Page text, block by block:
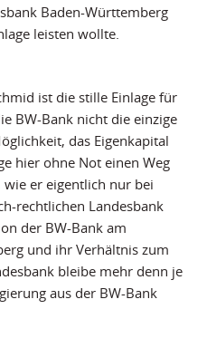
Baden-Württemberg
leisten wollte.
ist die stille Einlage für
BW-Bank nicht die einzige
das Eigenkapital
hier ohne Not einen Weg
wie er eigentlich nur bei
rechtlichen Landesbank
der BW-Bank am
und ihr Verhältnis zum
bleibe mehr denn je
aus der BW-Bank